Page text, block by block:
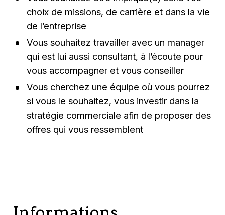
choix de missions, de carrière et dans la vie
de l’entreprise
Vous souhaitez travailler avec un manager
qui est lui aussi consultant, à l’écoute pour
vous accompagner et vous conseiller
Vous cherchez une équipe où vous pourrez
si vous le souhaitez, vous investir dans la
stratégie commerciale afin de proposer des
offres qui vous ressemblent